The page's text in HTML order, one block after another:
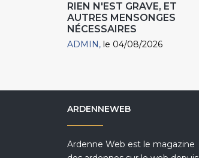
RIEN N'EST GRAVE, ET
AUTRES MENSONGES
NÉCESSAIRES
ADMIN le 04/08/2026
ARDENNEWEB
Ardenne Web est le magazine